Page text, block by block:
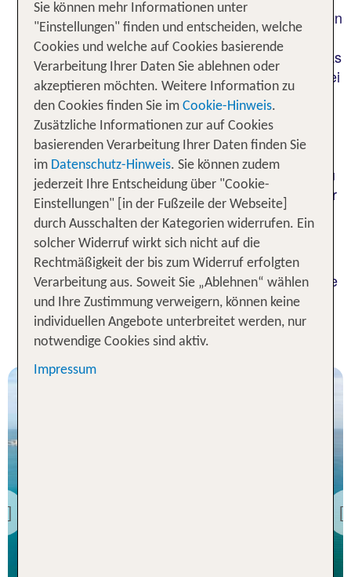
Egal ob Du einen klassischen Familienurlaub, einen
romantischen Urlaub zu zweit oder allein die Welt
bereisen möchtest – hier ist garantiert für jeden das
passende Angebot dabei. Viele Leistungen sind bei
unseren All Inclusive Angeboten bereits im
Reisepreis inkludiert. So bleibt Dir ganz viel Zeit,
die beeindruckende Architektur der Stadt zu
bewundern, die traditionelle Atmosphäre in den
Souks zu erleben, erstklassige Veranstaltungen zu
besuchen oder einfach die vielen Highlights Deiner
Unterkunft zu genießen.
Genieße Dubai in seiner vollen Pracht – auf einer
unbeschwerten Reise mit legendärem Luxus und
erstklassigem Komfort. Auf tui.com findest Du viele
tolle Angebote für Deinen Traumurlaub in Dubai
All Inclusive Hotels in Dubai
Previous
Sie können mehr Informationen unter
"Einstellungen" finden und entscheiden, welche
Cookies und welche auf Cookies basierende
Verarbeitung Ihrer Daten Sie ablehnen oder
akzeptieren möchten. Weitere Information zu
den Cookies finden Sie im Cookie-Hinweis.
Zusätzliche Informationen zur auf Cookies
basierenden Verarbeitung Ihrer Daten finden Sie
im Datenschutz-Hinweis. Sie können zudem
jederzeit Ihre Entscheidung über "Cookie-
Einstellungen" [in der Fußzeile der Webseite]
durch Ausschalten der Kategorien widerrufen. Ein
solcher Widerruf wirkt sich nicht auf die
Rechtmäßigkeit der bis zum Widerruf erfolgten
Verarbeitung aus. Soweit Sie „Ablehnen“ wählen
und Ihre Zustimmung verweigern, können keine
individuellen Angebote unterbreitet werden, nur
notwendige Cookies sind aktiv.
Impressum